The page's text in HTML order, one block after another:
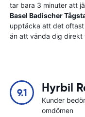
tar bara 3 minuter att
Basel Badischer
upptäcka att det
än att vända dig direkt
9.1 Hyrbil
Kunder
omdömen